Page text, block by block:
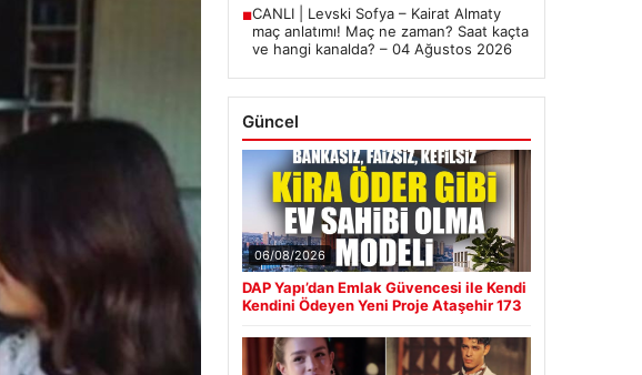
■CANLI | Levski Sofya – Kairat Almaty
maç anlatımı! Maç ne zaman? Saat kaçta
ve hangi kanalda? – 04 Ağustos 2026
Güncel
06/08/2026
DAP Yapı’dan Emlak Güvencesi ile Kendi
Kendini Ödeyen Yeni Proje Ataşehir 173